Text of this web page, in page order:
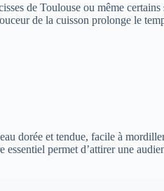
de Toulouse ou même
de la cuisson prolonge le
dorée et tendue, facile à
permet d’attirer une